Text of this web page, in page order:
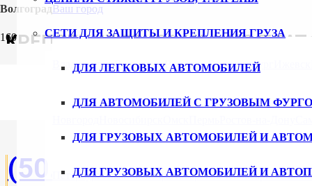
ВолгоградВаш город
ВладивостокВолгоградВоронежЕкатеринбург
ПетербургУльяновскУфаХабаровскЧебоксары
СЕТИ ДЛЯ ЗАЩИТЫ И КРЕПЛЕНИЯ ГРУЗА
ДЛЯ ЛЕГКОВЫХ АВТОМОБИЛЕЙ
ДЛЯ АВТОМОБИЛЕЙ С ГРУЗОВЫМ
ДЛЯ ГРУЗОВЫХ АВТОМОБИЛЕЙ И
ДЛЯ ГРУЗОВЫХ АВТОМОБИЛЕЙ И
КРЕПЛЕНИЕ ГРУЗА НА Ж/Д
Ремень стяжной для
(50.20.1.С(L)